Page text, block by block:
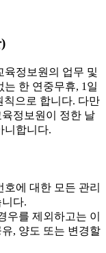
육정보원의 업무 및
한 연중무휴, 1일
칙으로 합니다. 다만
정보원이 정한 날
니합니다.
에 대한 모든 관리
다.
를 제외하고는 이
, 양도 또는 변경할